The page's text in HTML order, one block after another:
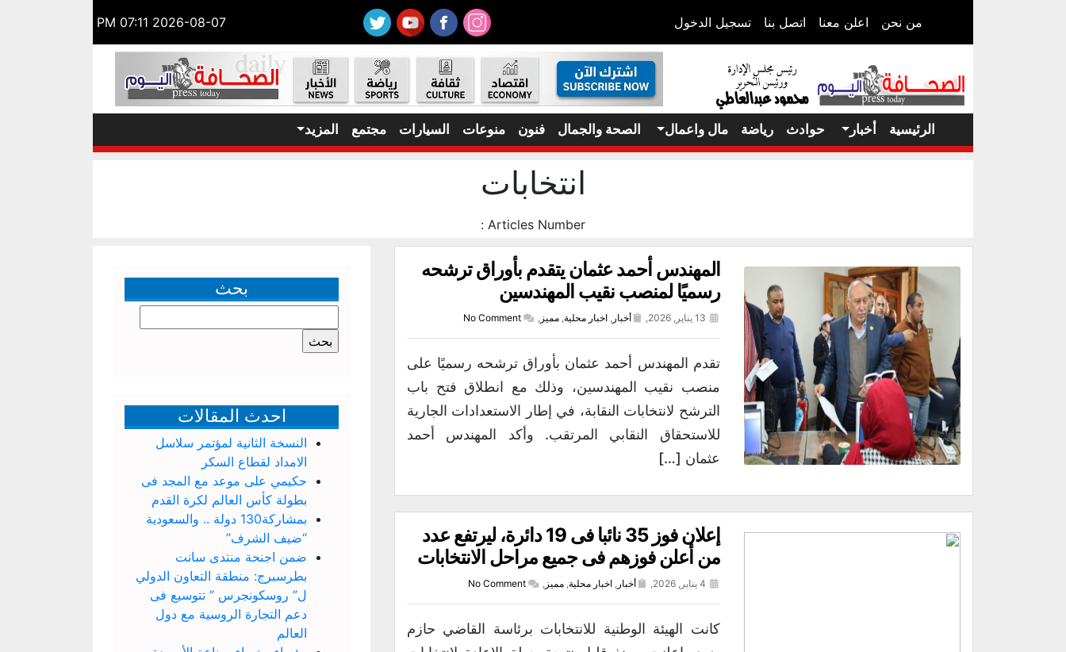
من نحن اعلن معنا اتصل بنا تسجيل الدخول 2026-08-07 07:11 PM
الرئيسية أخبار حوادث رياضة مال واعمال الصحة والجمال فنون منوعات السيارات مجتمع المزيد
انتخابات
Articles Number :
المهندس أحمد عثمان يتقدم بأوراق ترشحه
رسميًا لمنصب نقيب المهندسين
أخبار,اخبار محلية,مميز,
No Comment
تقدم المهندس أحمد عثمان بأوراق ترشحه رسميًا على
منصب نقيب المهندسين، وذلك مع انطلاق فتح باب
الترشح لانتخابات النقابة، في إطار الاستعدادات الجارية
للاستحقاق النقابي المرتقب. وأكد المهندس أحمد
عثمان […]
إعلان فوز 35 نائبا فى 19 دائرة، ليرتفع عدد
من أعلن فوزهم فى جميع مراحل الانتخابات
أخبار,اخبار محلية,مميز,
No Comment
كانت الهيئة الوطنية للانتخابات برئاسة القاضي حازم
بحث
عن:
احدث المقالات
النسخة الثانية لمؤتمر سلاسل
الامداد لقطاع السكر
حكيمي على موعد مع المجد فى
بطولة كأس العالم لكرة القدم
بمشاركة130 دولة .. والسعودية
“ضيف الشرف”
ضمن اجنحة منتدى سانت
بطرسبرج: منطقة التعاون الدولي
ل” روسكونجرس ” تتوسيع فى
دعم التجارة الروسية مع دول
العالم